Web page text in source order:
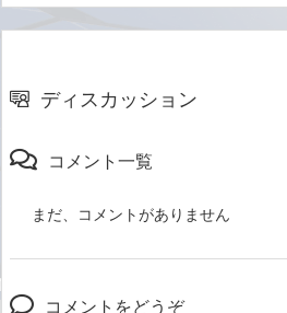
ディスカッション
コメント一覧
まだ、コメントがありません
コメントをどうぞ